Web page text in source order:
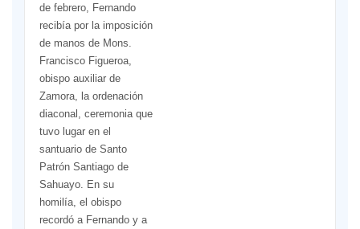
de febrero, Fernando
recibía por la imposición
de manos de Mons.
Francisco Figueroa,
obispo auxiliar de
Zamora, la ordenación
diaconal, ceremonia que
tuvo lugar en el
santuario de Santo
Patrón Santiago de
Sahuayo. En su
homilía, el obispo
recordó a Fernando y a